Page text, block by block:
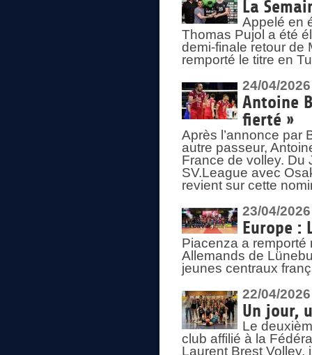
La
Appelé en
Thomas Pujol a été
demi-finale retour de
remporté le titre en
24/04/2026
Antoine
fierté »
Après l’annonce par
autre passeur,
France de volley. Du
SV.League avec
revient sur cette
23/04/2026
Europe :
Piacenza a remporté
Allemands de
jeunes centraux
22/04/2026
Un jour,
Le
club affilié à la
Laurent Brest Volley,